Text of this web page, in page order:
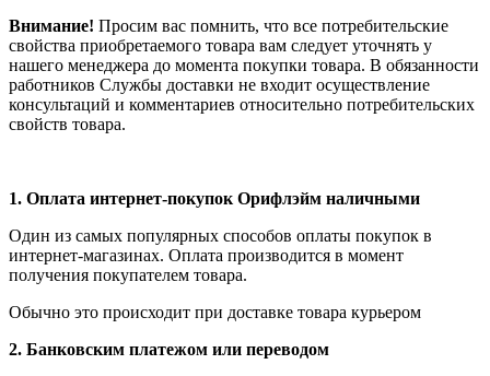
Внимание! Просим вас помнить, что все потребительские
свойства приобретаемого товара вам следует уточнять у
нашего менеджера до момента покупки товара. В обязанности
работников Службы доставки не входит осуществление
консультаций и комментариев относительно потребительских
свойств товара.
1. Оплата интернет-покупок Орифлэйм наличными
Один из самых популярных способов оплаты покупок в
интернет-магазинах. Оплата производится в момент
получения покупателем товара.
Обычно это происходит при доставке товара курьером
2. Банковским платежом или переводом